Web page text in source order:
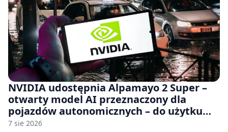
NVIDIA udostępnia Alpamayo 2 Super –
otwarty model AI przeznaczony dla
pojazdów autonomicznych – do użytku
komercyjnego
7 sie 2026